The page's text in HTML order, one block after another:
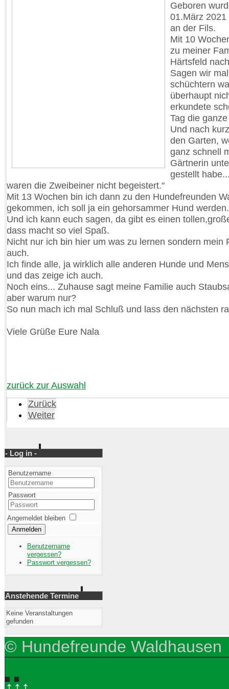
Geboren
01.März
an der Fils.
Mit 10
zu meiner
Härtsfeld
Sagen wir
schüchtern
überhaupt
erkundete
Tag die
Und nach
den Garten,
ganz schnell
Gärtnerin
gestellt
waren die Zweibeiner nicht begeistert."
Mit 13 Wochen bin ich dann zu den Hundefreunden
gekommen, ich soll ja ein gehorsammer Hund werden.
Und ich kann euch sagen, da gibt es einen
dass macht so viel Spaß.
Nicht nur ich bin hier um was zu lernen sondern mein
auch.
Ich finde alle, ja wirklich alle anderen Hunde und
und das zeige ich auch.
Noch eins... Zuhause sagt meine Familie auch
aber warum nur?
So nun mach ich mal Schluß und lass den nächsten
Viele Grüße Eure Nala
zurück zur Auswahl
Zurück
Weiter
- Log in -
Benutzername
Passwort
Angemeldet bleiben
Anmelden
Benutzername
vergessen?
Passwort vergessen?
Anstehende Termine
Keine Veranstaltungen
gefunden
© Hundefreunde Waldhausen